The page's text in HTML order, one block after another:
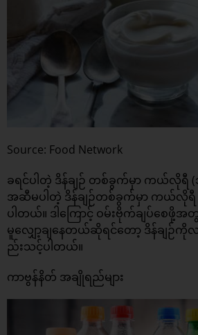
Source: Food Network
ခရင်ပါတဲ့ ဒိန်ချဉ် တစ်ခွက်မှာ ကယ်လိုရီ (၁၇
အဆီမပါတဲ့ ဒိန်ချဉ်တစ်ခွက်မှာ ကယ်လိုရီ (
ပါတယ်။ ဒါကြောင့် ဝမ်းဗိုက်ချပ်စေ
မူလျှော့ချနေတယ်ဆိုရင်တော့ ဒိန်ချဉ်ကို
ည်းသင့်ပါတယ်။
ကာဗွန်နိတ် အချိုရည်များ